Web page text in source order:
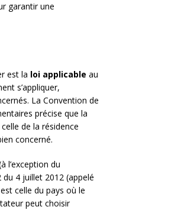
garantir une
est la loi applicable au
s’appliquer,
La Convention de
précise que la
de la résidence
concerné.
l’exception du
4 juillet 2012 (appelé
celle du pays où le
peut choisir